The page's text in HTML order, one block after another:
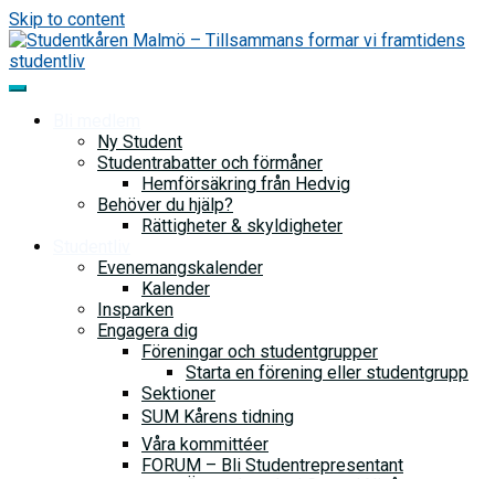
Skip to content
Ny Student
Studentrabatter och förmåner
Hemförsäkring från Hedvig
Behöver du hjälp?
Rättigheter & skyldigheter
Evenemangskalender
Kalender
Insparken
Engagera dig
Föreningar och studentgrupper
Starta en förening eller studentgrupp
Sektioner
SUM Kårens tidning
Våra kommittéer
FORUM – Bli Studentrepresentant